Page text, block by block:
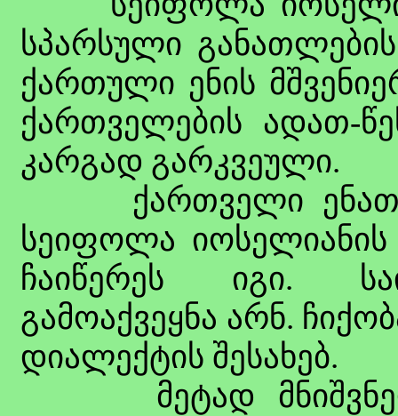
სპარსული
ქართული ენის
ქართველების ადათ-
კარგად გარკვეული.
ქართველი
სეიფოლა
ჩაიწერეს იგი.
გამოაქვეყნა არნ.
დიალექტის შესახებ.
მეტად